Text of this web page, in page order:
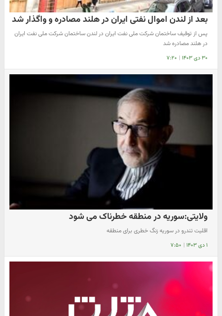
بعد از لندن اموال نفتی ایران در هلند مصادره و واگذار شد
پس از توقیف ساختمان شرکت ملی نفت ایران در لندن ساختمان شرکت ملی نفت ایران
در هلند مصادره شد
۳۰ دی ۱۴۰۳ | ۷:۲۰
ولایتی:سوریه در منطقه خطرناک می شود
اقلیت تندرو در سوریه زنگ خطری برای منطقه
۱ دی ۱۴۰۳ | ۷:۵۰